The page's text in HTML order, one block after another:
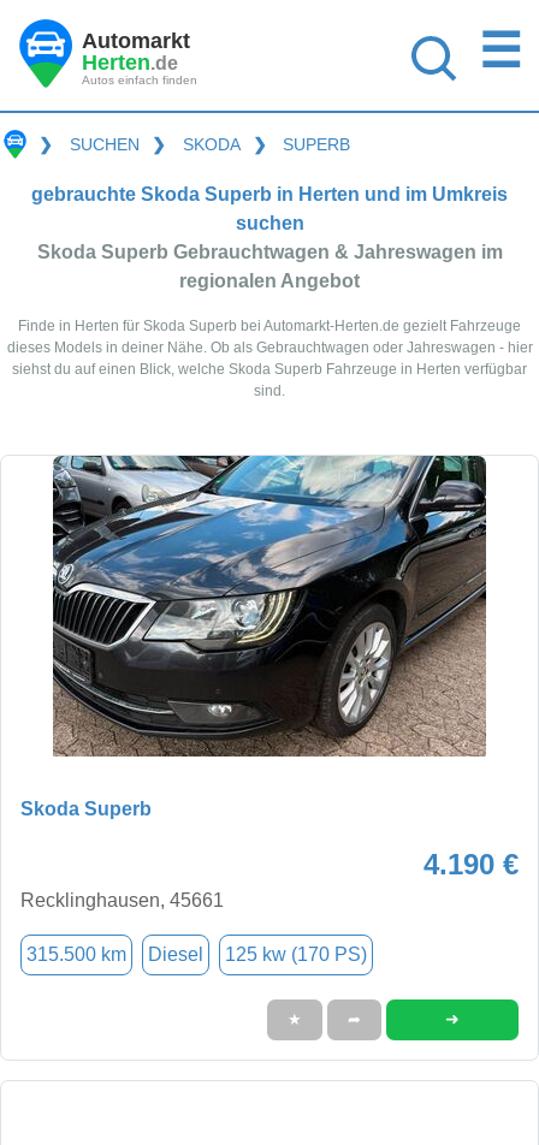
Automarkt
Herten.de
Autos einfach finden
☰
❯ SUCHEN ❯ SKODA ❯ SUPERB
gebrauchte Skoda Superb in Herten und im Umkreis
suchen
Skoda Superb Gebrauchtwagen & Jahreswagen im
regionalen Angebot
Finde in Herten für Skoda Superb bei Automarkt-Herten.de gezielt Fahrzeuge
dieses Models in deiner Nähe. Ob als Gebrauchtwagen oder Jahreswagen - hier
siehst du auf einen Blick, welche Skoda Superb Fahrzeuge in Herten verfügbar
sind.
Skoda Superb
4.190 €
Recklinghausen, 45661
315.500 km Diesel 125 kw (170 PS)
★ ➦ ➜